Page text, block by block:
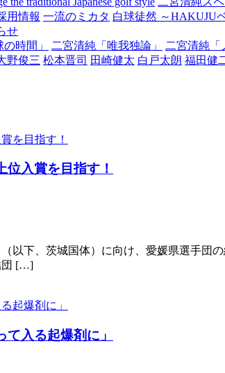
用情報 一流のミカタ 白球徒然 ～HAKUJU
せ
時間」 二宮清純「唯我独論」 二宮清純「
野俊三 松本晋司 田崎健太 白戸太朗 福田健
位入賞を目指す！
以下、茨城国体）に向け、愛媛県選手団
団 […]
入る起爆剤に」